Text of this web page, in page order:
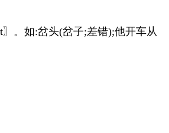
〗。如:岔头(岔子;差错);他开车从